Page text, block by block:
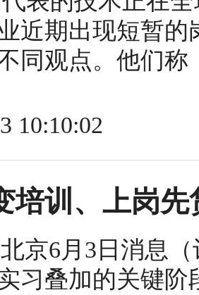
近期出现短暂
同观点。他们
10:10:02
培训、上岗
京6月3日消息
习叠加的关键